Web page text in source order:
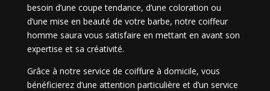
besoin d’une coupe tendance, d’une coloration ou
d’une mise en beauté de votre barbe, notre coiffeur
homme saura vous satisfaire en mettant en avant son
expertise et sa créativité.
Grâce à notre service de coiffure à domicile, vous
bénéficierez d’une attention particulière et d’un service